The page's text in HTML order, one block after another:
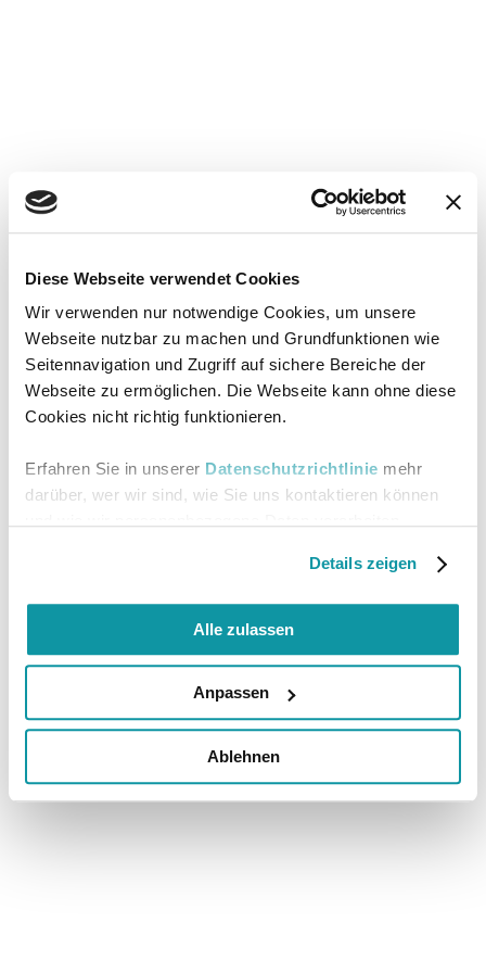
Diese Webseite verwendet Cookies
Wir verwenden nur notwendige Cookies, um unsere
Webseite nutzbar zu machen und Grundfunktionen wie
Seitennavigation und Zugriff auf sichere Bereiche der
Webseite zu ermöglichen. Die Webseite kann ohne diese
Cookies nicht richtig funktionieren.
Erfahren Sie in unserer Datenschutzrichtlinie mehr
darüber, wer wir sind, wie Sie uns kontaktieren können
Details zeigen
Alle zulassen
Anpassen
Ablehnen